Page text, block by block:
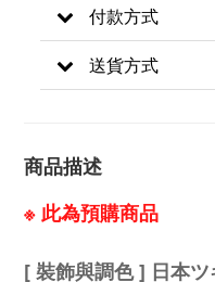
付款方式
送貨方式
商品描述
※ 此為預購商品
[ 裝飾與調色 ] 日本